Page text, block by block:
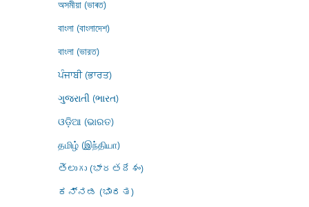
অসমীয়া (ভাৰত)
বাংলা (বাংলাদেশ)
বাংলা (ভারত)
ਪੰਜਾਬੀ (ਭਾਰਤ)
ગુજરાતી (ભારત)
ଓଡ଼ିଆ (ଭାରତ)
தமிழ் (இந்தியா)
తెలుగు (భారతదేశం)
ಕನ್ನಡ (ಭಾರತ)